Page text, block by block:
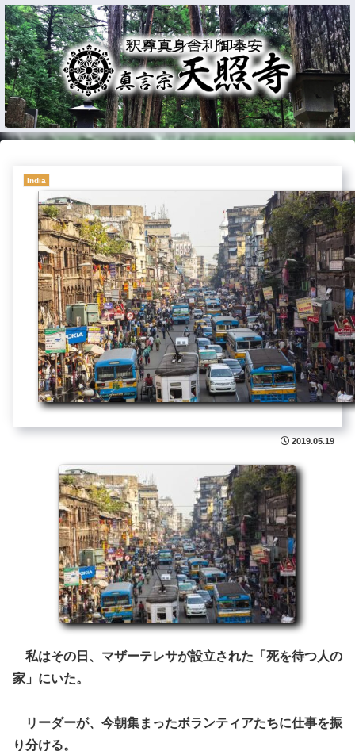
India
2019.05.19
私はその日、マザーテレサが設立された「死を待つ人の
家」にいた。
リーダーが、今朝集まったボランティアたちに仕事を振
り分ける。